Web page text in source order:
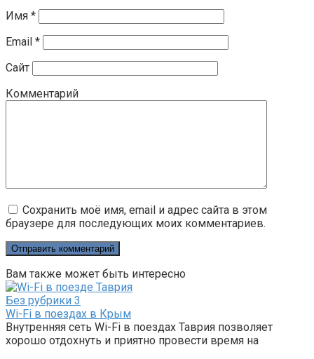
Имя *
Email *
Сайт
Комментарий
Сохранить моё имя, email и адрес сайта в этом
браузере для последующих моих комментариев.
Вам также может быть интересно
Без рубрики 3
Wi-Fi в поездах в Крым
Внутренняя сеть Wi-Fi в поездах Таврия позволяет
хорошо отдохнуть и приятно провести время на